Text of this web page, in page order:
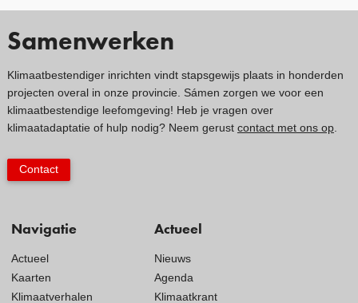
Navigatie
Actueel
Kaarten
Klimaatverhalen
Actueel
Nieuws
Agenda
Klimaatkrant
Samenwerken
Klimaatbestendiger inrichten vindt stapsgewijs plaats in honderden
projecten overal in onze provincie. Sámen zorgen we voor een
klimaatbestendige leefomgeving! Heb je vragen over
klimaatadaptatie of hulp nodig? Neem gerust contact met ons op.
Contact